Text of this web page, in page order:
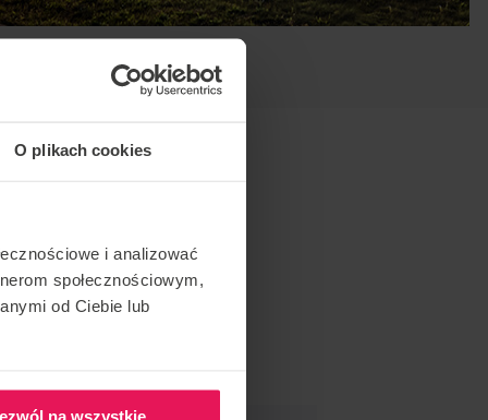
O plikach cookies
i analizować
społecznościowym,
od Ciebie lub
na wszystkie